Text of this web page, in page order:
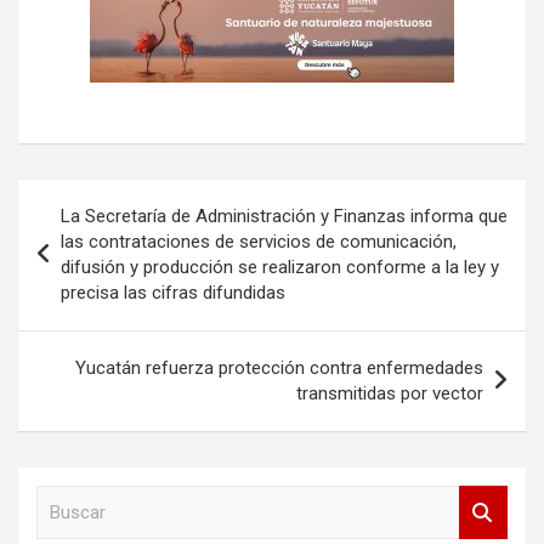
de
entradas
La Secretaría de Administración y Finanzas informa que
las contrataciones de servicios de comunicación,
difusión y producción se realizaron conforme a la ley y
precisa las cifras difundidas
Yucatán refuerza protección contra enfermedades
transmitidas por vector